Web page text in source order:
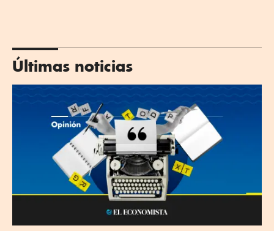
Últimas noticias